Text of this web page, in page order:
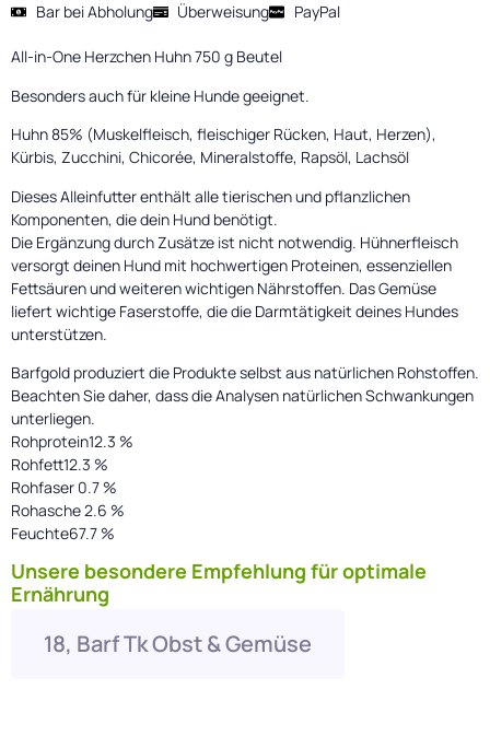
Bar bei Abholung Überweisung PayPal
All-in-One Herzchen Huhn 750 g Beutel
Besonders auch für kleine Hunde geeignet.
Huhn 85% (Muskelfleisch, fleischiger Rücken, Haut, Herzen),
Kürbis, Zucchini, Chicorée, Mineralstoffe, Rapsöl, Lachsöl
Dieses Alleinfutter enthält alle tierischen und pflanzlichen
Komponenten, die dein Hund benötigt.
Die Ergänzung durch Zusätze ist nicht notwendig. Hühnerfleisch
versorgt deinen Hund mit hochwertigen Proteinen, essenziellen
Fettsäuren und weiteren wichtigen Nährstoffen. Das Gemüse
liefert wichtige Faserstoffe, die die Darmtätigkeit deines Hundes
unterstützen.
Barfgold produziert die Produkte selbst aus natürlichen Rohstoffen.
Beachten Sie daher, dass die Analysen natürlichen Schwankungen
unterliegen.
Rohprotein12.3 %
Rohfett12.3 %
Rohfaser 0.7 %
Rohasche 2.6 %
Feuchte67.7 %
Unsere besondere Empfehlung für optimale
Ernährung
18, Barf Tk Obst & Gemüse